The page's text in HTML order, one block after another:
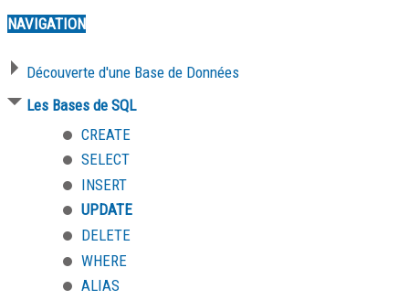
NAVIGATION
Découverte d'une Base de Données
Les Bases de SQL
CREATE
SELECT
INSERT
UPDATE
DELETE
WHERE
ALIAS